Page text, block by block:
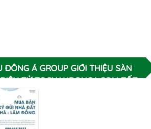
ĐÔNG Á GROUP GIỚI THIỆU SÀN
TỬ TOCHAUDONGA.COM TỐT